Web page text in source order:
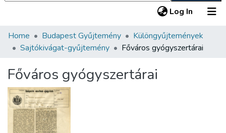
Log In (current)
Communities & Collections
Statistics
About us
Home Budapest Gyűjtemény
Különgyűjtemények
Sajtókivágat-gyűjtemény
Főváros gyógyszertárai
Főváros gyógyszertárai